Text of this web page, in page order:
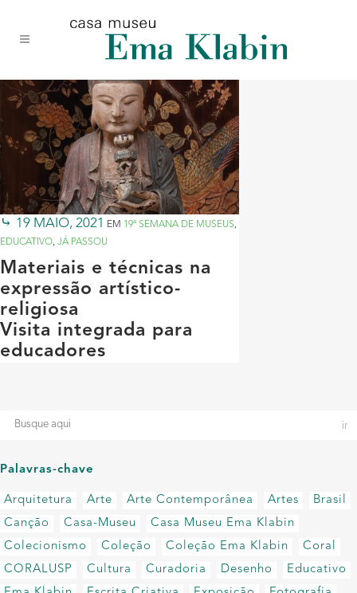
conteúdo
navegação
site
19 MAIO, 2021 EM 19ª SEMANA DE MUSEUS,
EDUCATIVO, JÁ PASSOU
Materiais e técnicas na
expressão artístico-
religiosa
Visita integrada para
educadores
Palavras-chave
Arquitetura Arte Arte Contemporânea Artes
Brasil
Canção
Casa-Museu
Casa Museu Ema Klabin
Colecionismo
Coleção Coleção Ema Klabin
Coral
CORALUSP
Cultura Curadoria Desenho
Educativo